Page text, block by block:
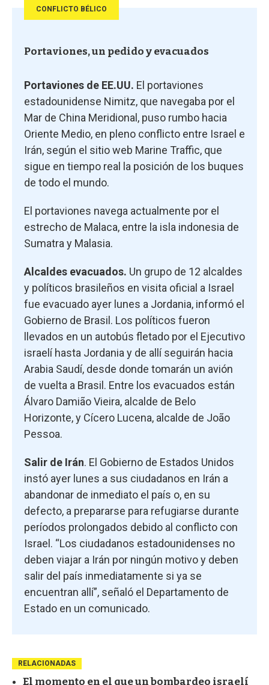
CONFLICTO BÉLICO
Portaviones, un pedido y evacuados
Portaviones de EE.UU. El portaviones
estadounidense Nimitz, que navegaba por el
Mar de China Meridional, puso rumbo hacia
Oriente Medio, en pleno conflicto entre Israel e
Irán, según el sitio web Marine Traffic, que
sigue en tiempo real la posición de los buques
de todo el mundo.
El portaviones navega actualmente por el
estrecho de Malaca, entre la isla indonesia de
Sumatra y Malasia.
Alcaldes evacuados. Un grupo de 12 alcaldes
y políticos brasileños en visita oficial a Israel
fue evacuado ayer lunes a Jordania, informó el
Gobierno de Brasil. Los políticos fueron
llevados en un autobús fletado por el Ejecutivo
israelí hasta Jordania y de allí seguirán hacia
Arabia Saudí, desde donde tomarán un avión
de vuelta a Brasil. Entre los evacuados están
Álvaro Damião Vieira, alcalde de Belo
Horizonte, y Cícero Lucena, alcalde de João
Pessoa.
Salir de Irán. El Gobierno de Estados Unidos
instó ayer lunes a sus ciudadanos en Irán a
abandonar de inmediato el país o, en su
defecto, a prepararse para refugiarse durante
períodos prolongados debido al conflicto con
Israel. “Los ciudadanos estadounidenses no
deben viajar a Irán por ningún motivo y deben
salir del país inmediatamente si ya se
encuentran allí”, señaló el Departamento de
Estado en un comunicado.
RELACIONADAS
El momento en el que un bombardeo israelí